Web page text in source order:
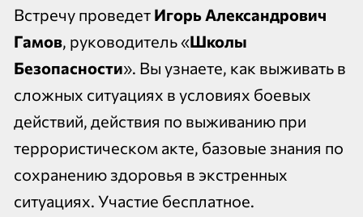
Встречу проведет Игорь Александрович
Гамов, руководитель «Школы
Безопасности». Вы узнаете, как выживать в
сложных ситуациях в условиях боевых
действий, действия по выживанию при
террористическом акте, базовые знания по
сохранению здоровья в экстренных
ситуациях. Участие бесплатное.